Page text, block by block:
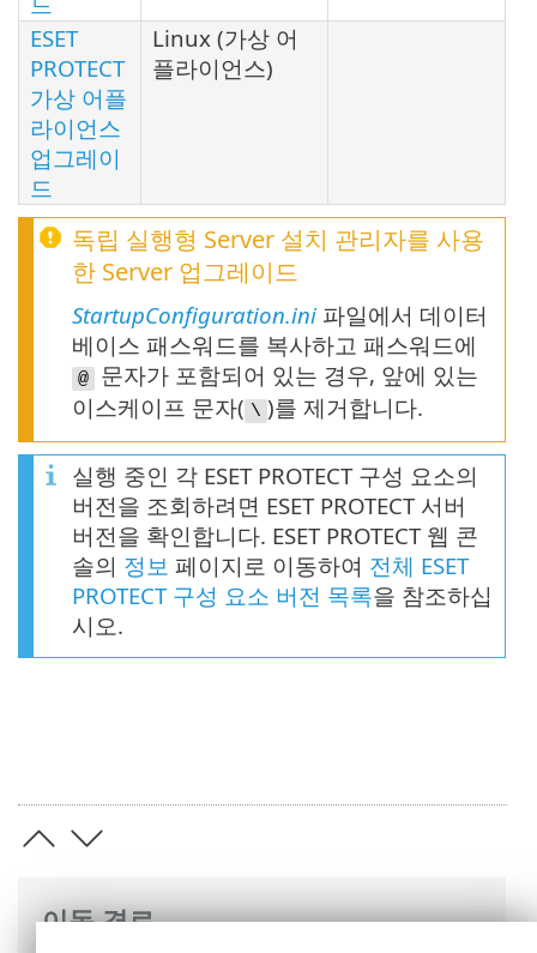
이동 경로
ESET
PROTECT
가상 어플
라이언스
업그레이
드
Linux (가상 어
플라이언스)
독립 실행형 Server 설치 관리자를 사용
한 Server 업그레이드
StartupConfiguration.ini 파일에서 데이터
베이스 패스워드를 복사하고 패스워드에
@
문자가 포함되어 있는 경우, 앞에 있는
이스케이프 문자( \ )를 제거합니다.
실행 중인 각 ESET PROTECT 구성 요소의
버전을 조회하려면 ESET PROTECT 서버
버전을 확인합니다. ESET PROTECT 웹 콘
솔의 정보 페이지로 이동하여 전체 ESET
PROTECT 구성 요소 버전 목록을 참조하십
시오.